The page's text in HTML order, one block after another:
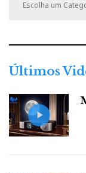
r
s
Últimos